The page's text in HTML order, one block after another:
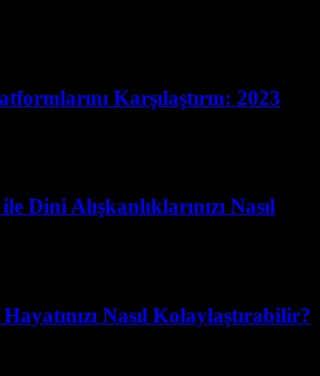
Karşılaştırın: 2023
Dini Alışkanlıklarınızı Nasıl
Nasıl Kolaylaştırabilir?